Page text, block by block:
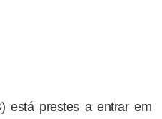
está prestes a entrar em